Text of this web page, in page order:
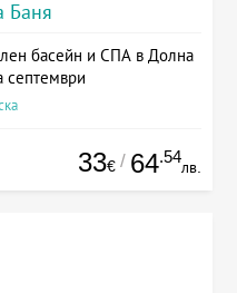
Баня
басейн и СПА в Долна
септември
33€ / 64.54
лв.